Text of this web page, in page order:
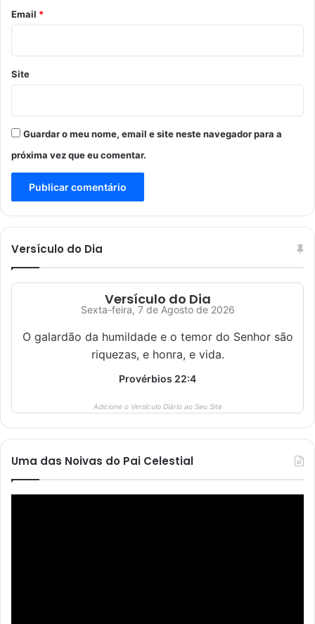
*
Email *
Site
Guardar o meu nome, email e site neste navegador para a
próxima vez que eu comentar.
Versículo do Dia
Versículo do Dia
Sexta-feira, 7 de Agosto de 2026
O galardão da humildade e o temor do Senhor são
riquezas, e honra, e vida.
Provérbios 22:4
Adicione o Versículo Diário ao Seu Site
Uma das Noivas do Pai Celestial